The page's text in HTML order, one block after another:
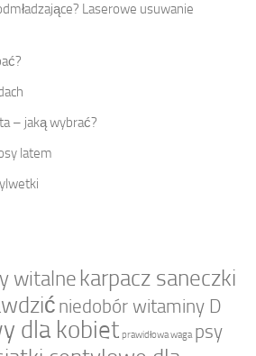
Laserowe usuwanie
– jaką wybrać?
latem
witalne karpacz saneczki
niedobór witaminy D
dla kobiet prawidłowa waga psy